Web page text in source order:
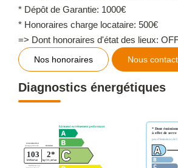
* Dépôt de Garantie: 1000€
* Honoraires charge locataire: 500€
=> Dont honoraires d'état des lieux:
Nos honoraires Nous
Diagnostics énergétiques